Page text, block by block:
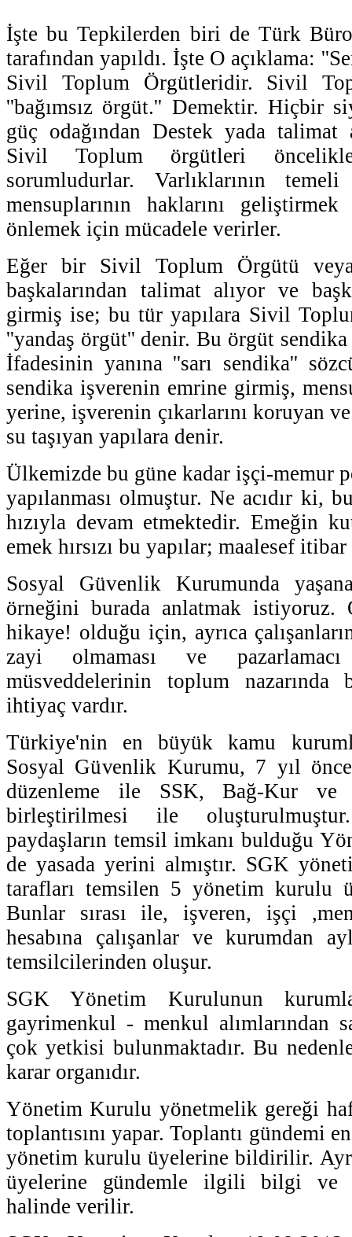
İşte bu Tepkilerden biri de Türk
tarafından yapıldı. İşte O açıklama:
Sivil Toplum Örgütleridir. Sivil
''bağımsız örgüt.'' Demektir. Hiçbir
güç odağından Destek yada talimat
Sivil Toplum örgütleri
sorumludurlar. Varlıklarının
mensuplarının haklarını
önlemek için mücadele verirler.
Eğer bir Sivil Toplum Örgütü
başkalarından talimat alıyor ve
girmiş ise; bu tür yapılara Sivil
''yandaş örgüt'' denir. Bu örgüt
İfadesinin yanına ''sarı sendika''
sendika işverenin emrine girmiş,
yerine, işverenin çıkarlarını koruyan
su taşıyan yapılara denir.
Ülkemizde bu güne kadar işçi-memur
yapılanması olmuştur. Ne acıdır ki,
hızıyla devam etmektedir. Emeğin
emek hırsızı bu yapılar; maalesef
Sosyal Güvenlik Kurumunda
örneğini burada anlatmak
hikaye! olduğu için, ayrıca
zayi olmaması ve
müsveddelerinin toplum
ihtiyaç vardır.
Türkiye'nin en büyük kamu
Sosyal Güvenlik Kurumu, 7 yıl
düzenleme ile SSK, Bağ-Kur ve
birleştirilmesi ile
paydaşların temsil imkanı bulduğu
de yasada yerini almıştır. SGK
tarafları temsilen 5 yönetim kurulu
Bunlar sırası ile, işveren, işçi
hesabına çalışanlar ve kurumdan
temsilcilerinden oluşur.
SGK Yönetim Kurulunun
gayrimenkul - menkul alımlarından
çok yetkisi bulunmaktadır. Bu
karar organıdır.
Yönetim Kurulu yönetmelik gereği
toplantısını yapar. Toplantı gündemi
yönetim kurulu üyelerine bildirilir.
üyelerine gündemle ilgili bilgi ve
halinde verilir.